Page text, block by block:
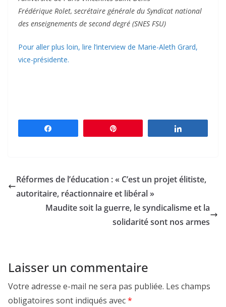
Frédérique Rolet, secrétaire générale du Syndicat national
des enseignements de second degré (SNES FSU)
Pour aller plus loin, lire l’interview de Marie-Aleth Grard,
vice-présidente.
Réformes de l’éducation : « C’est un projet élitiste,
autoritaire, réactionnaire et libéral »
Maudite soit la guerre, le syndicalisme et la
solidarité sont nos armes
Laisser un commentaire
Votre adresse e-mail ne sera pas publiée. Les champs
obligatoires sont indiqués avec*